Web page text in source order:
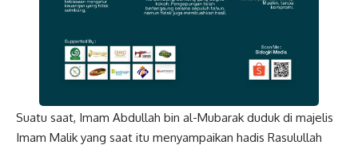
Suatu saat, Imam Abdullah bin al-Mubarak duduk di majelis
Imam Malik yang saat itu menyampaikan hadis Rasulullah